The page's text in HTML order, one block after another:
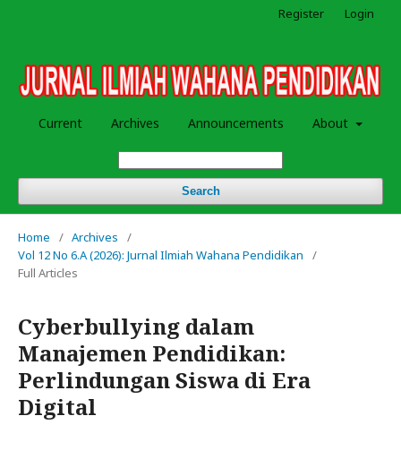
Current Archives Announcements About
Search
Register Login
Home / Archives
/
Vol 12 No 6.A (2026): Jurnal Ilmiah Wahana Pendidikan
/
Full Articles
Cyberbullying dalam
Manajemen Pendidikan:
Perlindungan Siswa di Era
Digital